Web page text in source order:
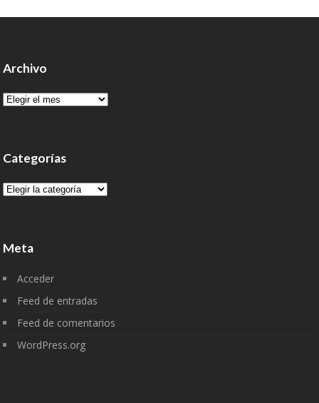
Archivo
Archivo
Categorías
Categorías
Meta
Acceder
Feed de entradas
Feed de comentarios
WordPress.org